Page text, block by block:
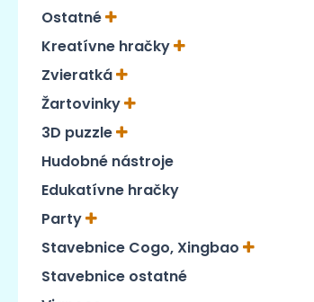
Ostatné
Kreatívne hračky
Zvieratká
Žartovinky
3D puzzle
Hudobné nástroje
Edukatívne hračky
Party
Stavebnice Cogo, Xingbao
Stavebnice ostatné